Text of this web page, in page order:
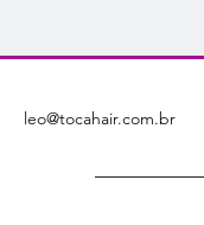
leo@tocahair.com.br